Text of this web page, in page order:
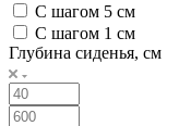
С шагом 5 см
С шагом 1 см
Глубина сиденья, см